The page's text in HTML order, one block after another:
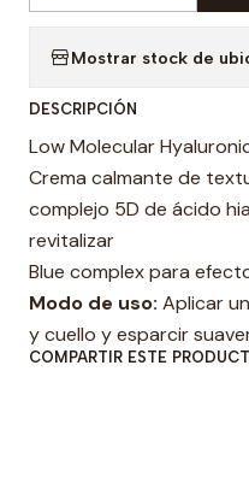
d
a
d
Mostrar stock de
DESCRIPCIÓN
Low Molecular
Crema calmante de
complejo 5D de ácido
revitalizar
Blue complex para
Modo de uso: Aplicar
y cuello y esparcir
COMPARTIR ESTE